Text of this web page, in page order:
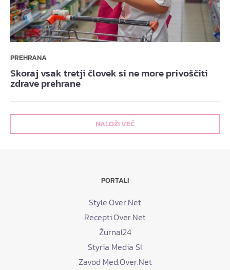
PREHRANA
Skoraj vsak tretji človek si ne more privoščiti
zdrave prehrane
NALOŽI VEČ
PORTALI
Style.Over.Net
Recepti.Over.Net
Žurnal24
Styria Media SI
Zavod Med.Over.Net